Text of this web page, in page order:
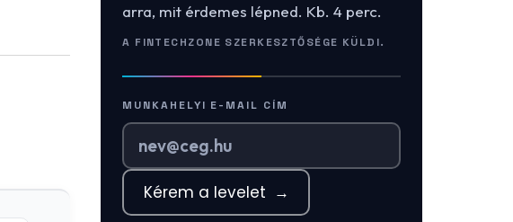
arra, mit érdemes lépned. Kb. 4 perc.
A FINTECHZONE SZERKESZTŐSÉGE KÜLDI.
MUNKAHELYI E-MAIL CÍM
Kérem a levelet →